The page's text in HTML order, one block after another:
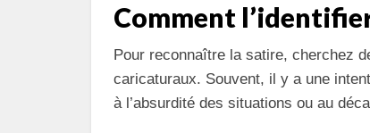
Comment
Pour reconnaître la satire, cherchez
caricaturaux. Souvent, il y a une
à l’absurdité des situations ou au